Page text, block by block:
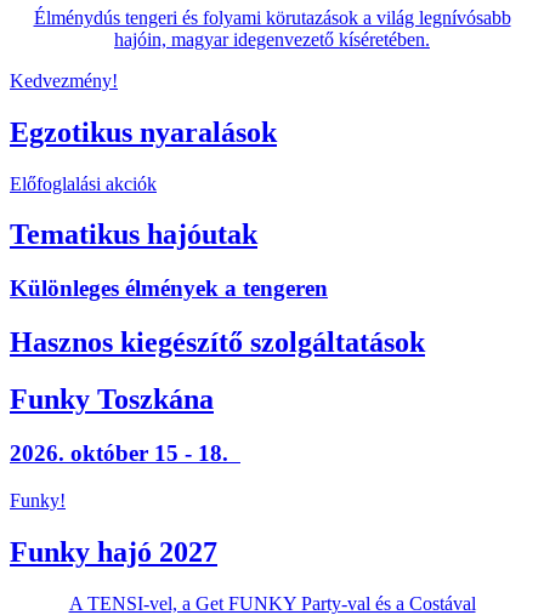
Élménydús tengeri és folyami körutazások a világ legnívósabb
hajóin, magyar idegenvezető kíséretében.
Kedvezmény!
Egzotikus nyaralások
Előfoglalási akciók
Tematikus hajóutak
Különleges élmények a tengeren
Hasznos kiegészítő szolgáltatások
Funky Toszkána
2026. október 15 - 18.
Funky!
Funky hajó 2027
A TENSI-vel, a Get FUNKY Party-val és a Costával